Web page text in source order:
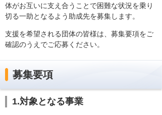
体がお互いに支え合うことで困難な状況を乗り
切る一助となるよう助成先を募集します。
支援を希望される団体の皆様は、募集要項をご
確認のうえでご応募ください。
募集要項
1.対象となる事業